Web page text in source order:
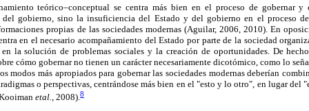
teórico–conceptual se centra más bien en el proceso de gobernar
gobierno, sino la insuficiencia del Estado y del gobierno en el proceso
propias de las sociedades modernas (Aguilar, 2006, 2010). En
en el necesario acompañamiento del Estado por parte de la sociedad
la solución de problemas sociales y la creación de oportunidades. De
cómo gobernar no tienen un carácter necesariamente dicotómico, como lo
modos más apropiados para gobernar las sociedades modernas deberían
o perspectivas, centrándose más bien en el "esto y lo otro", en lugar del
etal., 2008).8